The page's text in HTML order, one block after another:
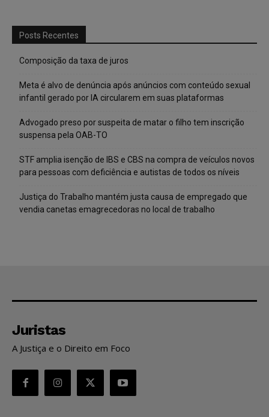
Posts Recentes
Composição da taxa de juros
Meta é alvo de denúncia após anúncios com conteúdo sexual
infantil gerado por IA circularem em suas plataformas
Advogado preso por suspeita de matar o filho tem inscrição
suspensa pela OAB-TO
STF amplia isenção de IBS e CBS na compra de veículos novos
para pessoas com deficiência e autistas de todos os níveis
Justiça do Trabalho mantém justa causa de empregado que
vendia canetas emagrecedoras no local de trabalho
Juristas
A Justiça e o Direito em Foco